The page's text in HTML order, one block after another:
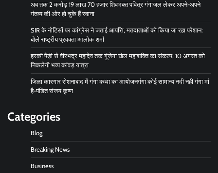
अब तक 2 करोड़ 19 लाख 70 हजार शिवभक्त पवित्र गंगाजल लेकर अपने-अपने
गंतव्य की ओर हो चुके हैं रवाना
SIR के नोटिसों पर कांग्रेस ने जताई आपत्ति, मतदाताओं को किया जा रहा परेशान:
बोले राष्ट्रीय प्रवक्ता आलोक शर्मा
हरकी पैड़ी से वीरभद्र महादेव तक गूंजेगा खेल महाशक्ति का संकल्प, 10 अगस्त को
निकलेगी भव्य कांवड़ यात्रा
जिला कारगार रोशनाबाद में गंगा कथा का आयोजनगंगा कोई सामान्य नदी नही गंगा मां
है-पंडित संजय कृष्ण
Categories
Blog
Breaking News
Business